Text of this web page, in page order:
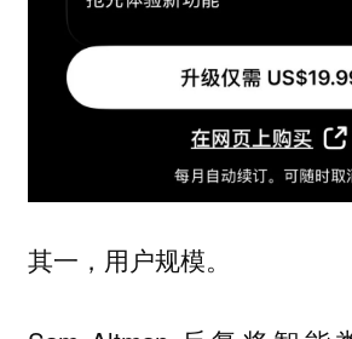
其一，用户规模。